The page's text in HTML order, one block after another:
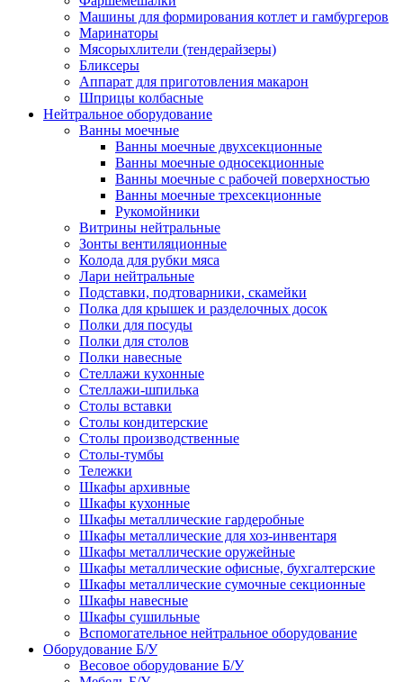
Машины для формирования котлет и гамбургеров
Маринаторы
Мясорыхлители (тендерайзеры)
Бликсеры
Аппарат для приготовления макарон
Шприцы колбасные
Нейтральное оборудование
Ванны моечные
Ванны моечные двухсекционные
Ванны моечные односекционные
Ванны моечные с рабочей поверхностью
Ванны моечные трехсекционные
Рукомойники
Витрины нейтральные
Зонты вентиляционные
Колода для рубки мяса
Лари нейтральные
Подставки, подтоварники, скамейки
Полка для крышек и разделочных досок
Полки для посуды
Полки для столов
Полки навесные
Стеллажи кухонные
Стеллажи-шпилька
Столы вставки
Столы кондитерские
Столы производственные
Столы-тумбы
Тележки
Шкафы архивные
Шкафы кухонные
Шкафы металлические гардеробные
Шкафы металлические для хоз-инвентаря
Шкафы металлические оружейные
Шкафы металлические офисные, бухгалтерские
Шкафы металлические сумочные секционные
Шкафы навесные
Шкафы сушильные
Вспомогательное нейтральное оборудование
Оборудование Б/У
Весовое оборудование Б/У